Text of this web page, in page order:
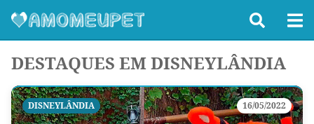
DESTAQUES EM DISNEYLÂNDIA
DISNEYLÂNDIA 16/05/2022